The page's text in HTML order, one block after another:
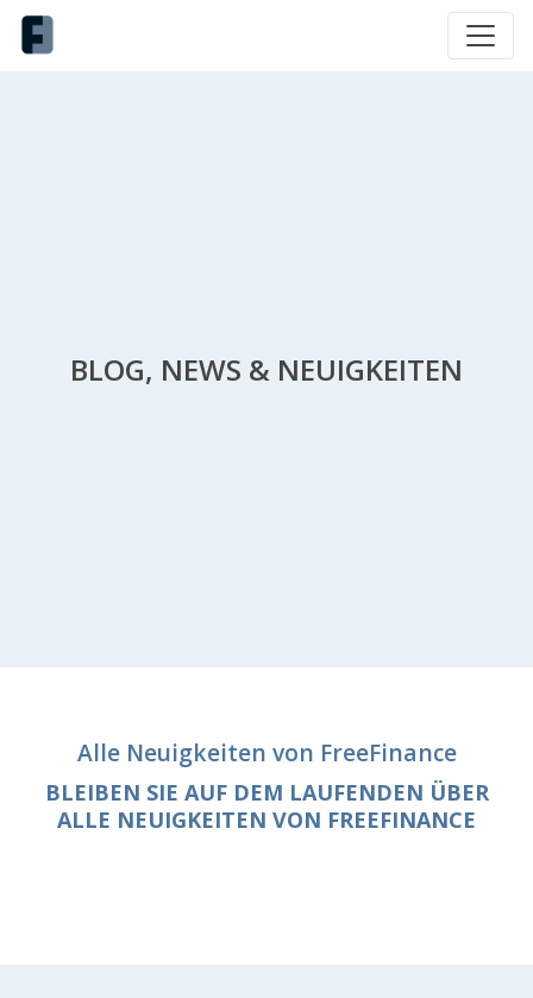
BLOG, NEWS & NEUIGKEITEN
Alle Neuigkeiten von FreeFinance
BLEIBEN SIE AUF DEM LAUFENDEN ÜBER
ALLE NEUIGKEITEN VON FREEFINANCE